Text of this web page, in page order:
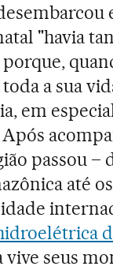
"havia
a sua
em
passou –
até
seus